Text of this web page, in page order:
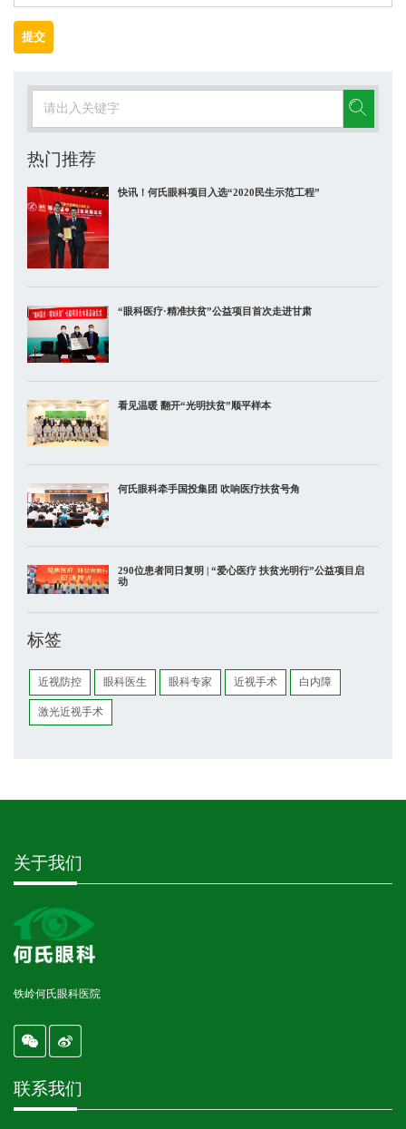
提交
热门推荐
快讯！何氏眼科项目入选“2020民生示范工程”
“眼科医疗·精准扶贫”公益项目首次走进甘肃
看见温暖 翻开“光明扶贫”顺平样本
何氏眼科牵手国投集团 吹响医疗扶贫号角
290位患者同日复明 | “爱心医疗 扶贫光明行”公益项目启
动
标签
近视防控 眼科医生 眼科专家 近视手术 白内障
激光近视手术
关于我们
铁岭何氏眼科医院
联系我们